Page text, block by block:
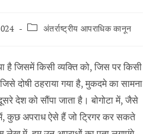
पोस्ट अंतर्राष्ट्रीय आपराधिक कानून
है जिसमें किसी व्यक्ति को, जिस पर किसी
दोषी ठहराया गया है, मुकदमे का सामना
देश को सौंपा जाता है। बोगोटा में, जैसे
कुछ अपराध ऐसे हैं जो ट्रिगर कर सकते